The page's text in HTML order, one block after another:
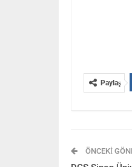
Paylaş
ÖNCEKI